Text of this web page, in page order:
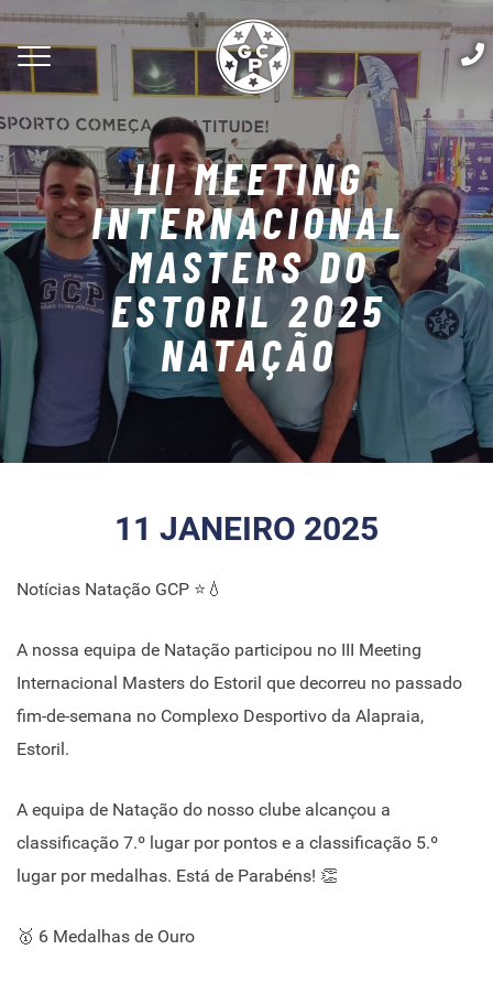
III MEETING
INTERNACIONAL
MASTERS DO
ESTORIL 2025
NATAÇÃO
11 JANEIRO 2025
Notícias Natação GCP ⭐💧
A nossa equipa de Natação participou no III Meeting
Internacional Masters do Estoril que decorreu no passado
fim-de-semana no Complexo Desportivo da Alapraia,
Estoril.
A equipa de Natação do nosso clube alcançou a
classificação 7.º lugar por pontos e a classificação 5.º
lugar por medalhas. Está de Parabéns! 👏
🥇 6 Medalhas de Ouro